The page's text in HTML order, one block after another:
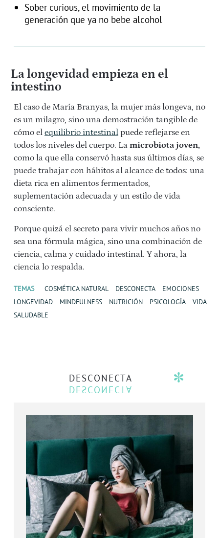
Sober curious, el movimiento de la
generación que ya no bebe alcohol
La longevidad empieza en el
intestino
El caso de María Branyas, la mujer más longeva, no
es un milagro, sino una demostración tangible de
cómo el equilibrio intestinal puede reflejarse en
todos los niveles del cuerpo. La microbiota joven,
como la que ella conservó hasta sus últimos días, se
puede trabajar con hábitos al alcance de todos: una
dieta rica en alimentos fermentados,
suplementación adecuada y un estilo de vida
consciente.
Porque quizá el secreto para vivir muchos años no
sea una fórmula mágica, sino una combinación de
ciencia, calma y cuidado intestinal. Y ahora, la
ciencia lo respalda.
TEMAS COSMÉTICA NATURAL DESCONECTA
EMOCIONES
LONGEVIDAD
MINDFULNESS NUTRICIÓN PSICOLOGÍA
VIDA
SALUDABLE
DESCONECTA